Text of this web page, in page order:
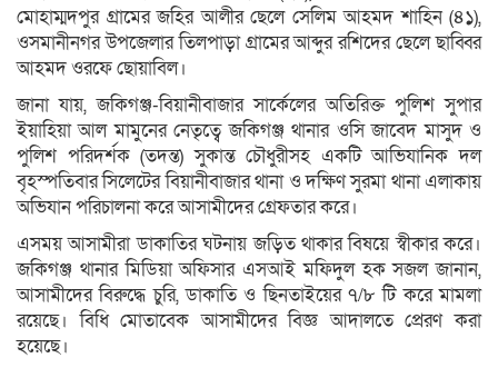
মোহাম্মদপুর গ্রামের জহির আলীর ছেলে সেলিম আহমদ শাহিন (৪১),
ওসমানীনগর উপজেলার তিলপাড়া গ্রামের আব্দুর রশিদের ছেলে ছাব্বির
আহমদ ওরফে ছোয়াবিল।
জানা যায়, জকিগঞ্জ-বিয়ানীবাজার সার্কেলের অতিরিক্ত পুলিশ সুপার
ইয়াহিয়া আল মামুনের নেতৃত্বে জকিগঞ্জ থানার ওসি জাবেদ মাসুদ ও
পুলিশ পরিদর্শক (তদন্ত) সুকান্ত চৌধুরীসহ একটি আভিযানিক দল
বৃহস্পতিবার সিলেটের বিয়ানীবাজার থানা ও দক্ষিণ সুরমা থানা এলাকায়
অভিযান পরিচালনা করে আসামীদের গ্রেফতার করে।
এসময় আসামীরা ডাকাতির ঘটনায় জড়িত থাকার বিষয়ে স্বীকার করে।
জকিগঞ্জ থানার মিডিয়া অফিসার এসআই মফিদুল হক সজল জানান,
আসামীদের বিরুদ্ধে চুরি, ডাকাতি ও ছিনতাইয়ের ৭/৮ টি করে মামলা
রয়েছে। বিধি মোতাবেক আসামীদের বিজ্ঞ আদালতে প্রেরণ করা
হয়েছে।